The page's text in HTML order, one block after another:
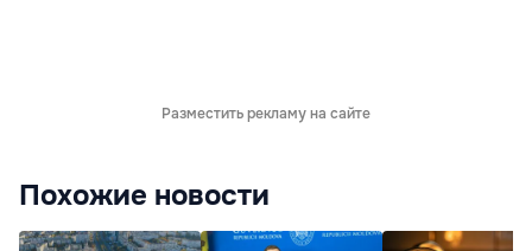
Разместить рекламу на сайте
Похожие новости